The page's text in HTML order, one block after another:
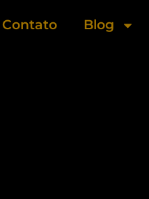
Contato Blog